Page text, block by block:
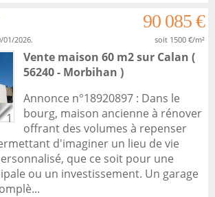
90 085 €
2026. soit 1500 €/m²
1
Vente maison 60 m2sur Calan (
56240 - Morbihan )
Annonce n°18920897 : Dans le
bourg, maison ancienne à rénover
offrant des volumes à repenser
d'imaginer un lieu de vie
que ce soit pour une
ou un investissement. Un garage